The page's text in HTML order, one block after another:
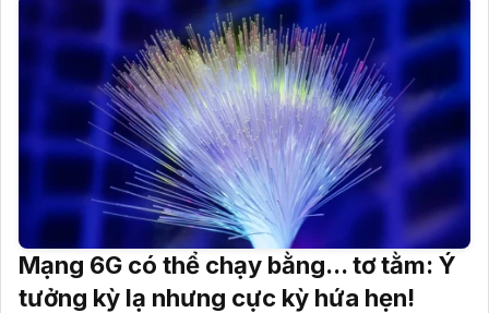
Mạng 6G có thể chạy bằng... tơ tằm: Ý
tưởng kỳ lạ nhưng cực kỳ hứa hẹn!